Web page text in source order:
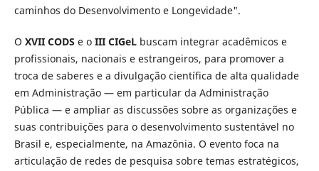
caminhos do Desenvolvimento e Longevidade".
O XVII CODS e o III CIGeLbuscam integrar acadêmicos e
profissionais, nacionais e estrangeiros, para promover a
troca de saberes e a divulgação científica de alta qualidade
em Administração — em particular da Administração
Pública — e ampliar as discussões sobre as organizações e
suas contribuições para o desenvolvimento sustentável no
Brasil e, especialmente, na Amazônia. O evento foca na
articulação de redes de pesquisa sobre temas estratégicos,